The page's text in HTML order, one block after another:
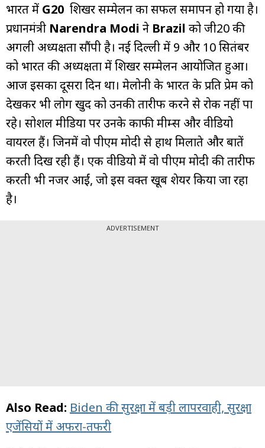
भारत में G20 शिखर सम्मेलन का सफल समापन हो गया है।
प्रधानमंत्री Narendra Modi ने Brazil को जी20 की
अगली अध्यक्षता सौंपी है। नई दिल्ली में 9 और 10 सितंबर
को भारत की अध्यक्षता में शिखर सम्मेलन आयोजित हुआ।
आज इसका दूसरा दिन था। मेलोनी के भारत के प्रति प्रेम को
देखकर भी लोग खुद को उनकी तारीफ करने से रोक नहीं पा
रहे। सोशल मीडिया पर उनके काफी मीम्स और वीडियो
वायरल हैं। जिनमें वो पीएम मोदी से हाथ मिलाते और बातें
करती दिख रही हैं। एक वीडियो में वो पीएम मोदी की तारीफ
करती भी नजर आईं, जो इस वक्त खूब शेयर किया जा रहा
है।
ADVERTISEMENT
Also Read: Biden की सुरक्षा में बड़ी लापरवाही, सुरक्षा
एजेंसियों में अफरा-तफरी